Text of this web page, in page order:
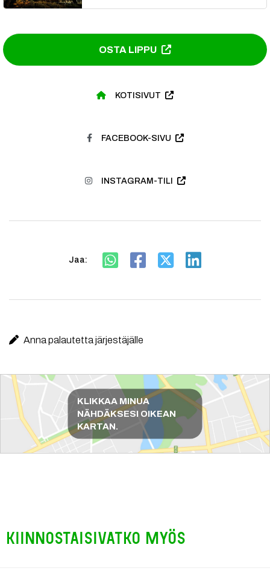
OSTA LIPPU
KOTISIVUT
FACEBOOK-SIVU
INSTAGRAM-TILI
Jaa:
Anna palautetta järjestäjälle
Reittiohjeet
KLIKKAA MINUA
NÄHDÄKSESI OIKEAN
KARTAN.
Kiinnostaisivatko myös